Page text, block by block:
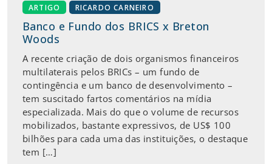
ARTIGO RICARDO CARNEIRO
Banco e Fundo dos BRICS x Breton
Woods
A recente criação de dois organismos financeiros
multilaterais pelos BRICs – um fundo de
contingência e um banco de desenvolvimento –
tem suscitado fartos comentários na mídia
especializada. Mais do que o volume de recursos
mobilizados, bastante expressivos, de US$ 100
bilhões para cada uma das instituições, o destaque
tem […]